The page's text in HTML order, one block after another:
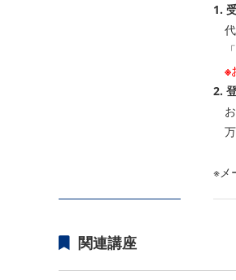
1.
代
「
※
2.
お
万
※メ
関連講座